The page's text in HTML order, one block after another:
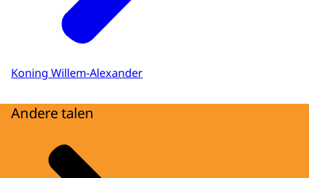
Koning Willem-Alexander
Andere talen